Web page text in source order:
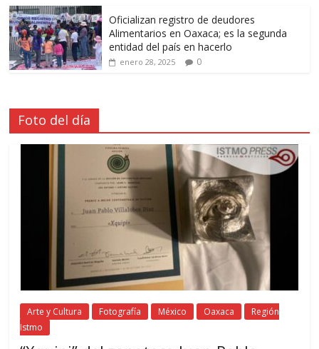
Oficializan registro de deudores
Alimentarios en Oaxaca; es la segunda
entidad del país en hacerlo
enero 28, 2025 0
Foto del día
Arte y Cultura Fotografía México Oaxaca
Región
Istmo